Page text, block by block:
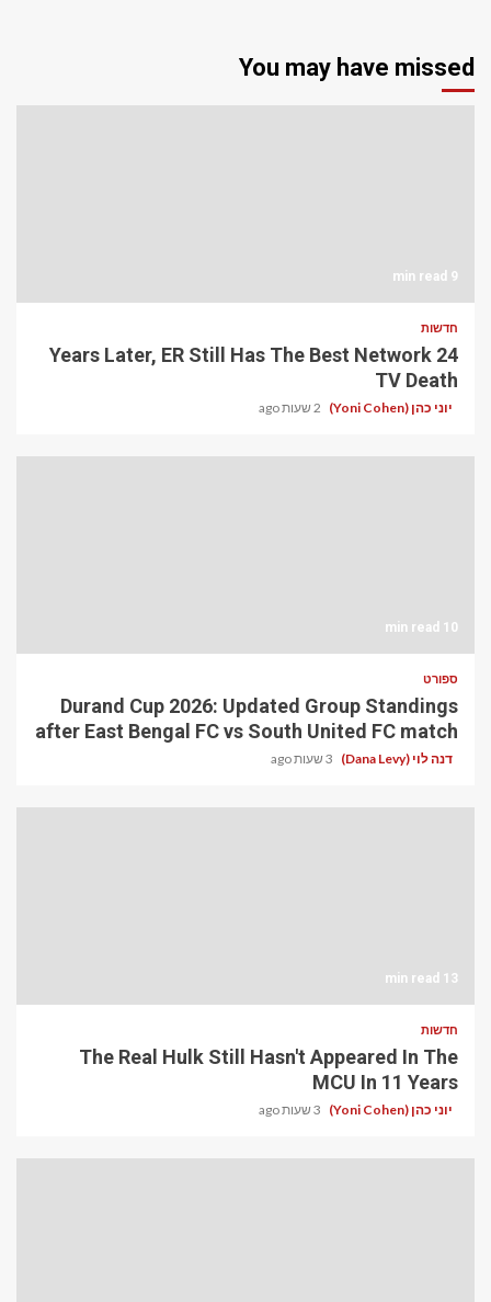
You may have missed
9 min read
חדשות
24 Years Later, ER Still Has The Best Network
TV Death
יוני כהן (Yoni Cohen) 2 שעות ago
10 min read
ספורט
Durand Cup 2026: Updated Group Standings
after East Bengal FC vs South United FC match
דנה לוי (Dana Levy) 3 שעות ago
13 min read
חדשות
The Real Hulk Still Hasn't Appeared In The
MCU In 11 Years
יוני כהן (Yoni Cohen) 3 שעות ago